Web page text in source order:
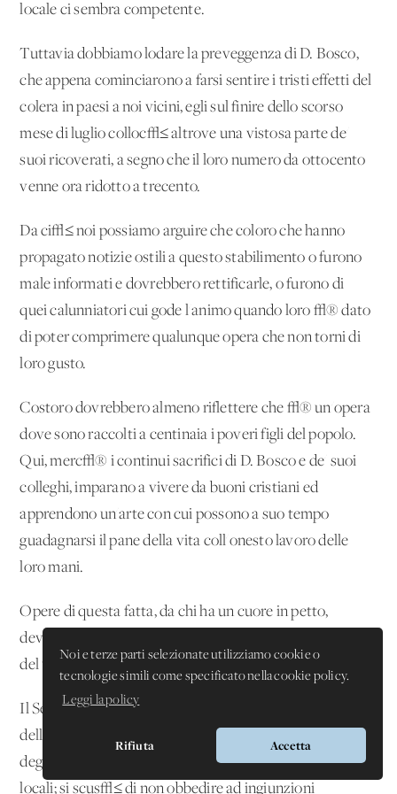
Noi e terze parti selezionate utilizziamo cookie o
tecnologie simili come specificato nella cookie policy.
Leggi la policy
Rifiuta Accetta
locale ci sembra competente.
Tuttavia dobbiamo lodare la preveggenza di D. Bosco,
che appena cominciarono a farsi sentire i tristi effetti del
colera in paesi a noi vicini, egli sul finire dello scorso
mese di luglio colloc√≤ altrove una vistosa parte de'
suoi ricoverati, a segno che il loro numero da ottocento
venne ora ridotto a trecento.
Da ci√≤ noi possiamo arguire che coloro che hanno
propagato notizie ostili a questo stabilimento o furono
male informati e dovrebbero rettificarle, o furono di
quei calunniatori cui gode l'animo quando loro √® dato
di poter comprimere qualunque opera che non torni di
loro gusto.
Costoro dovrebbero almeno riflettere che √® un'opera
dove sono raccolti a centinaia i poveri figli del popolo.
Qui, merc√® i continui sacrifici di D. Bosco e de' suoi
colleghi, imparano a vivere da buoni cristiani ed
apprendono un'arte con cui possono a suo tempo
guadagnarsi il pane della vita coll'onesto lavoro delle
loro mani.
Opere di questa fatta, da chi ha un cuore in petto,
devono essere aiutate, promosse, e solamente i nemici
del vero bene sono capaci di deprimerle e di calunniarle.
Il Servo di Dio fu arrendevole ad alcune esigenze
dell'Ufficio sanitario e fece affrettare il compimento
degli accennati lavori di riparazione e di ripulimento dei
locali; si scus√≤ di non obbedire ad ingiunzioni